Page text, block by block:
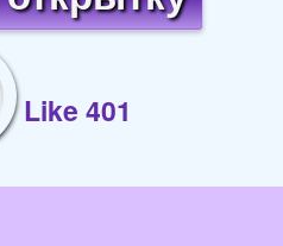
Like 401